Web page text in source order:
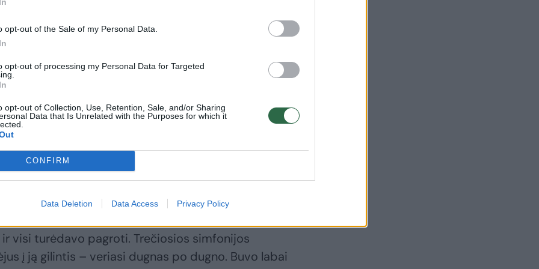
opt-out of the Sale of my Personal Data.
opt-out of processing my Personal Data for Targeted
opt-out of Collection, Use, Retention, Sale, and/or Sharing
Data that Is Unrelated with the Purposes for which it
CONFIRM
Data Deletion Data Access Privacy Policy
pirma dalis, kurioje pirmą kartą Lietuvoje
Krzysztofo Pendereckio (1933–2020) Trečioji
kūrinys, įtraukęs publiką nuo pirmo iki paskutinio
yra partijos net vienuolikai atlikėjų
koncerte teko apsiriboti devyniais, mat nebuvo
Jau ir be to, mušamųjų grupėje tris
M. K. Čiurlionio menų mokyklos auklėtiniai.
nėra ypatingų užduočių dirigentui – tai kūrinys
sakydavo: „Mano muzikos nereikia
įsikišdavo dešinę ranką į kišenę, nes buvo
visi turėdavo pagroti. Trečiosios simfonijos
į ją gilintis – veriasi dugnas po dugno. Buvo labai